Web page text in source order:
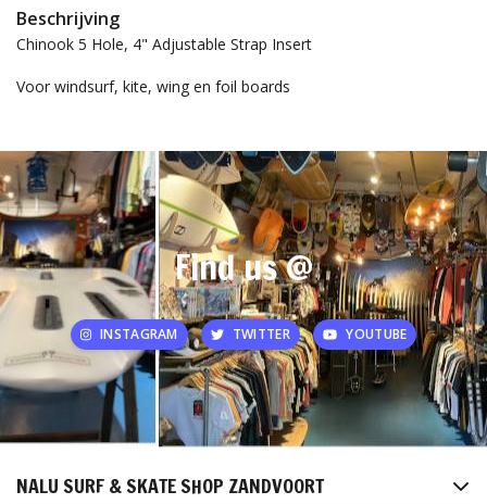
Beschrijving
Chinook 5 Hole, 4" Adjustable Strap Insert
Voor windsurf, kite, wing en foil boards
Find us @
INSTAGRAM TWITTER YOUTUBE
NALU SURF & SKATE SHOP ZANDVOORT